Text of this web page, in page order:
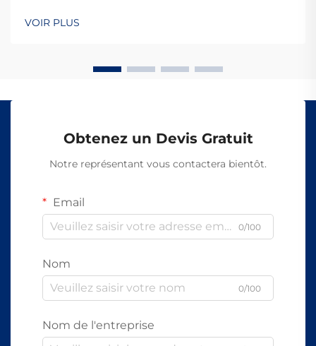
difficile d'accéder illicitement aux câbles à fibres
comme les câbles en cuivre traditionnels.
VOIR PLUS
Obtenez un Devis Gratuit
Notre représentant vous contactera bientôt.
Email
0/100
Nom
0/100
Nom de l'entreprise